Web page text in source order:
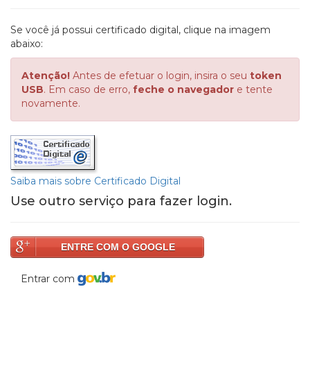
Se você já possui certificado digital, clique na imagem
abaixo:
Atenção! Antes de efetuar o login, insira o seu token
USB. Em caso de erro, feche o navegador e tente
novamente.
Saiba mais sobre Certificado Digital
Use outro serviço para fazer login.
ENTRE COM O GOOGLE
Entrar com